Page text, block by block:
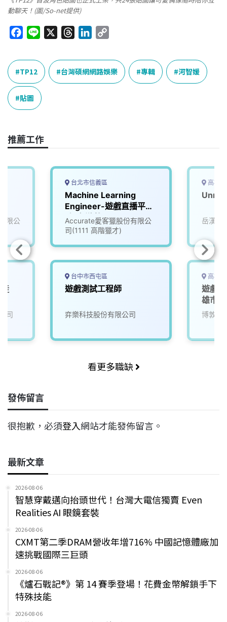
動聊天！(圖/So-net提供)
c
e
b
o
o
n
e
r
e
a
n
k
e
p
y
L
TP12 台灣碩網網路娛樂 專輯 河智媛
貼圖
推薦工作
限公
司
台北市信義區
Machine Learning
Engineer-遊戲直播平台
_知名遊戲公司
(3005837)
Accurate愛客獵股份有限公
司(1111 高階獵才)
台中市西屯區
遊戲測試工程師
弈樂科技股份有限公司
高雄
岳漢網
高雄
遊戲
雄市)
博敦電
看更多職缺
發佈留言
很抱歉，必須登入網站才能發佈留言。
最新文章
2026-08-06
智慧穿戴邁向抬頭世代！台灣大電信獨賣 Even
Realities AI 眼鏡套裝
2026-08-06
CXMT第二季DRAM營收年增716% 中國記憶體廠加
速挑戰國際三巨頭
2026-08-06
《爐石戰記®》第 14 賽季登場！花費金幣解鎖手下
特殊技能
2026-08-06